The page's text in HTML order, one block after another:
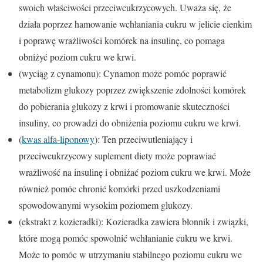
swoich właściwości przeciwcukrzycowych. Uważa się, że
działa poprzez hamowanie wchłaniania cukru w ​​jelicie cienkim
i poprawę wrażliwości komórek na insulinę, co pomaga
obniżyć poziom cukru we krwi.
(wyciąg z cynamonu): Cynamon może pomóc poprawić
metabolizm glukozy poprzez zwiększenie zdolności komórek
do pobierania glukozy z krwi i promowanie skuteczności
insuliny, co prowadzi do obniżenia poziomu cukru we krwi.
(kwas alfa-liponowy): Ten przeciwutleniający i
przeciwcukrzycowy suplement diety może poprawiać
wrażliwość na insulinę i obniżać poziom cukru we krwi. Może
również pomóc chronić komórki przed uszkodzeniami
spowodowanymi wysokim poziomem glukozy.
(ekstrakt z kozieradki): Kozieradka zawiera błonnik i związki,
które mogą pomóc spowolnić wchłanianie cukru we krwi.
Może to pomóc w utrzymaniu stabilnego poziomu cukru we